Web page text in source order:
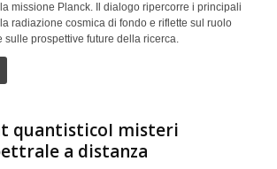
missione Planck. Il dialogo ripercorre i principali
radiazione cosmica di fondo e riflette sul ruolo
sulle prospettive future della ricerca.
quantisticoI misteri
a distanza